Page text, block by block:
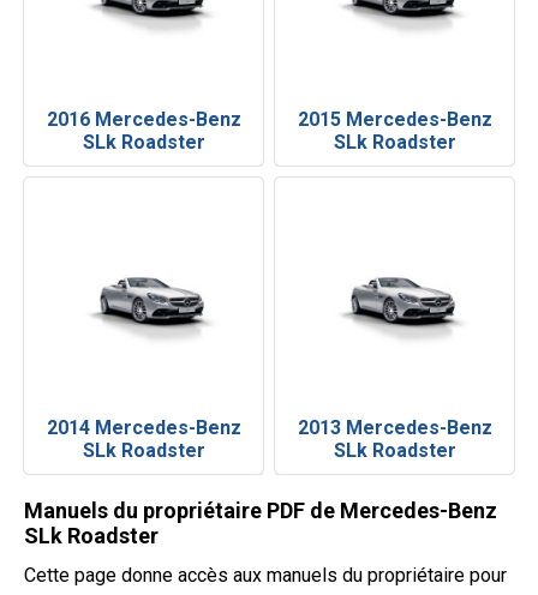
2016 Mercedes-Benz
SLk Roadster
2015 Mercedes-Benz
SLk Roadster
2014 Mercedes-Benz
SLk Roadster
2013 Mercedes-Benz
SLk Roadster
Manuels du propriétaire PDF de Mercedes-Benz
SLk Roadster
Cette page donne accès aux manuels du propriétaire pour